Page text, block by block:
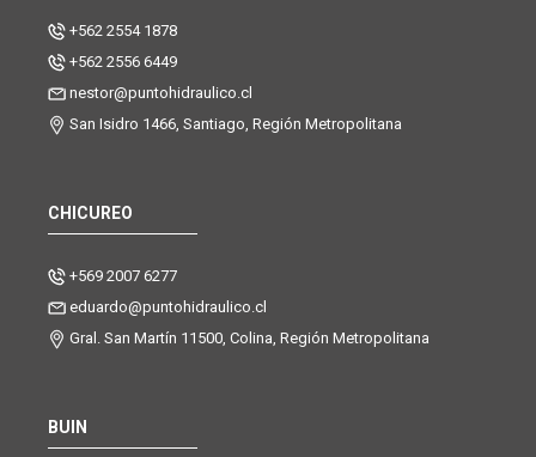
+562 2554 1878
+562 2556 6449
nestor@puntohidraulico.cl
San Isidro 1466, Santiago, Región Metropolitana
CHICUREO
+569 2007 6277
eduardo@puntohidraulico.cl
Gral. San Martín 11500, Colina, Región Metropolitana
BUIN